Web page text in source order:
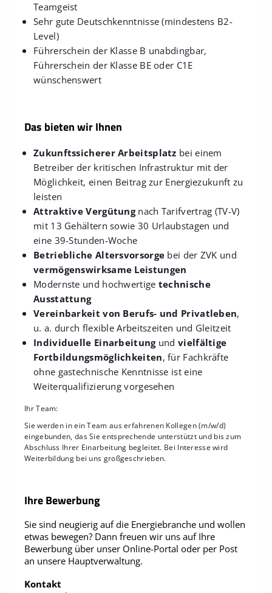
Teamgeist
Sehr gute Deutschkenntnisse (mindestens B2-
Level)
Führerschein der Klasse B unabdingbar,
Führerschein der Klasse BE oder C1E
wünschenswert
Das bieten wir Ihnen
Zukunftssicherer Arbeitsplatz bei einem
Betreiber der kritischen Infrastruktur mit der
Möglichkeit, einen Beitrag zur Energiezukunft zu
leisten
Attraktive Vergütungnach Tarifvertrag (TV-V)
mit 13 Gehältern sowie 30 Urlaubstagen und
eine 39-Stunden-Woche
Betriebliche Altersvorsorge bei der ZVK und
vermögenswirksame Leistungen
Modernste und hochwertige technische
Ausstattung
Vereinbarkeit von Berufs- und Privatleben,
u. a. durch flexible Arbeitszeiten und Gleitzeit
Individuelle Einarbeitungund vielfältige
Fortbildungsmöglichkeiten, für Fachkräfte
ohne gastechnische Kenntnisse ist eine
Weiterqualifizierung vorgesehen
Ihr Team:
Sie werden in ein Team aus erfahrenen Kollegen (m/w/d)
eingebunden, das Sie entsprechende unterstützt und bis zum
Abschluss Ihrer Einarbeitung begleitet. Bei Interesse wird
Weiterbildung bei uns großgeschrieben.
Ihre Bewerbung
Sie sind neugierig auf die Energiebranche und wollen
etwas bewegen? Dann freuen wir uns auf Ihre
Bewerbung über unser Online-Portal oder per Post
an unsere Hauptverwaltung.
Kontakt